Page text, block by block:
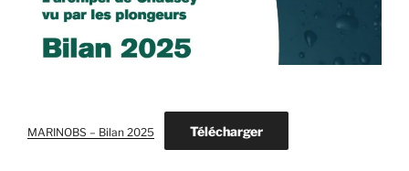
MARINOBS – Bilan 2025 Télécharger